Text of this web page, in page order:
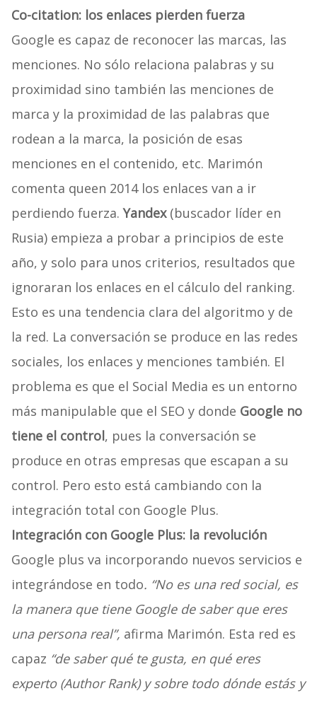
Co-citation: los enlaces pierden fuerza
Google es capaz de reconocer las marcas, las
menciones. No sólo relaciona palabras y su
proximidad sino también las menciones de
marca y la proximidad de las palabras que
rodean a la marca, la posición de esas
menciones en el contenido, etc. Marimón
comenta queen 2014 los enlaces van a ir
perdiendo fuerza.Yandex(buscador líder en
Rusia) empieza a probar a principios de este
año, y solo para unos criterios, resultados que
ignoraran los enlaces en el cálculo del ranking.
Esto es una tendencia clara del algoritmo y de
la red. La conversación se produce en las redes
sociales, los enlaces y menciones también. El
problema es que el Social Media es un entorno
más manipulable que el SEO y donde Google no
tiene el control, pues la conversación se
produce en otras empresas que escapan a su
control. Pero esto está cambiando con la
integración total con Google Plus.
Integración con Google Plus: la revolución
Google plus va incorporando nuevos servicios e
integrándose en todo. “No es una red social, es
la manera que tiene Google de saber que eres
una persona real”, afirma Marimón. Esta red es
capaz “de saber qué te gusta, en qué eres
experto (Author Rank) y sobre todo dónde estás y